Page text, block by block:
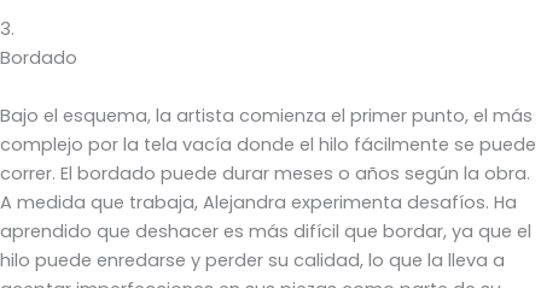
3.
Bordado
Bajo el esquema, la artista comienza el primer punto, el más
complejo por la tela vacía donde el hilo fácilmente se puede
correr. El bordado puede durar meses o años según la obra.
A medida que trabaja, Alejandra experimenta desafíos. Ha
aprendido que deshacer es más difícil que bordar, ya que el
hilo puede enredarse y perder su calidad, lo que la lleva a